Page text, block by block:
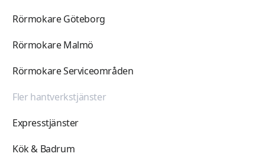
Rörmokare Göteborg
Rörmokare Malmö
Rörmokare Serviceområden
Fler hantverkstjänster
Expresstjänster
Kök & Badrum